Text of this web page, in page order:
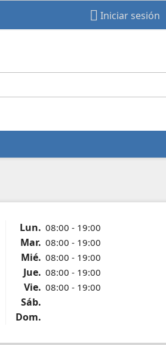
 Iniciar sesión
Lun. 08:00 - 19:00
Mar. 08:00 - 19:00
Mié. 08:00 - 19:00
Jue. 08:00 - 19:00
Vie. 08:00 - 19:00
Sáb.
Dom.